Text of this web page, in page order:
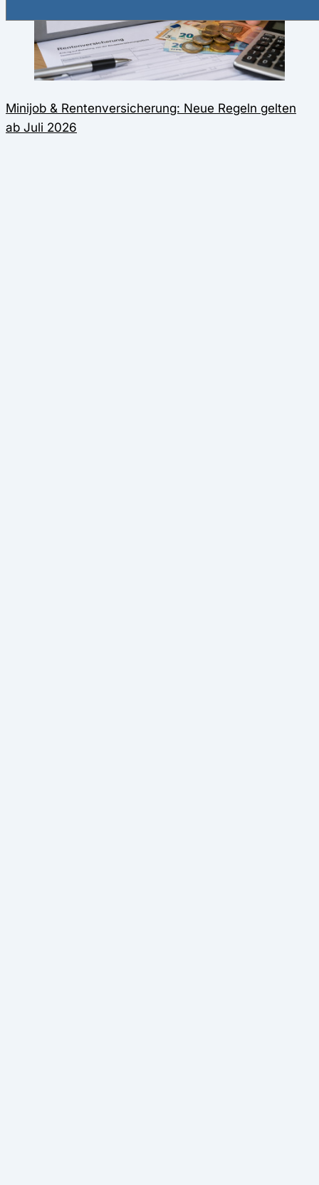
Minijob & Rentenversicherung: Neue Regeln gelten
ab Juli 2026